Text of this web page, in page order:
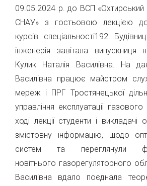
09.05.2024 р. до ВСП
СНАУ» з гостьовою лекцією до
курсів спеціальності192
інженерія завітала
Кулик Наталія Василівна. На
Василівна працює майстром
мереж і ПРГ Тростянецької
управління експлуатації
ході лекції студенти і викладачі
змістовну інформацію, щодо
систем та переглянули
новітнього газорегуляторного
Василівна вдало поєднала